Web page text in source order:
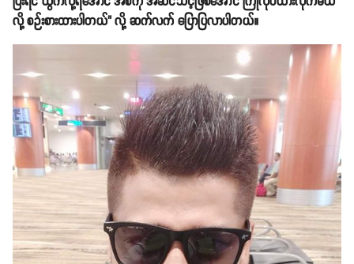
လို့ စဉ်းစားထားပါတယ်" လို့ ဆက်လက် ပြောပြလာပါတယ်။